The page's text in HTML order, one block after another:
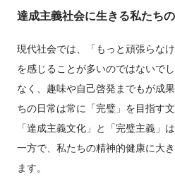
達成主義社会に生きる私たち
現代社会では、「もっと頑張らな
を感じることが多いのではないで
なく、趣味や自己啓発までもが成
ちの日常は常に「完璧」を目指す
「達成主義文化」と「完璧主義」
一方で、私たちの精神的健康に大
ます。